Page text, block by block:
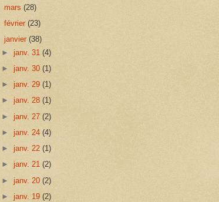
mars(28)
février(23)
janvier(38)
► janv. 31 (4)
► janv. 30 (1)
► janv. 29 (1)
► janv. 28 (1)
► janv. 27 (2)
► janv. 24 (4)
► janv. 22 (1)
► janv. 21 (2)
► janv. 20 (2)
► janv. 19 (2)